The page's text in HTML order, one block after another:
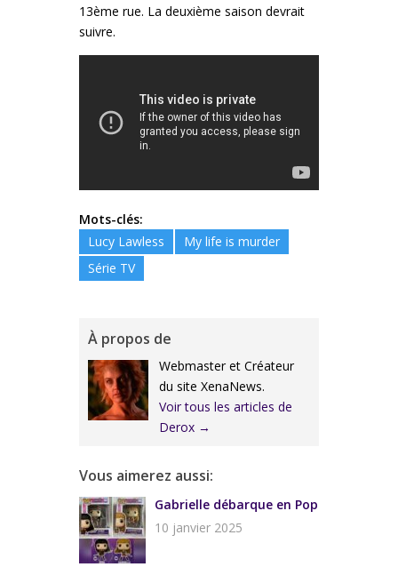
13ème rue. La deuxième saison devrait
suivre.
Mots-clés:
Lucy Lawless
My life is murder
Série TV
À propos de
Webmaster et Créateur
du site XenaNews.
Voir tous les articles de
Derox →
Vous aimerez aussi:
Gabrielle débarque en Pop
10 janvier 2025